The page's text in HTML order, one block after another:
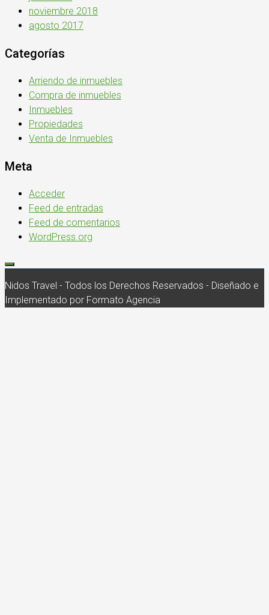
noviembre 2018
agosto 2017
Categorías
Arriendo de inmuebles
Compra de inmuebles
Inmuebles
Propiedades
Venta de Inmuebles
Meta
Acceder
Feed de entradas
Feed de comentarios
WordPress.org
Nidos Travel - Todos los Derechos Reservados - Diseñado e
Implementado por Formato Agencia